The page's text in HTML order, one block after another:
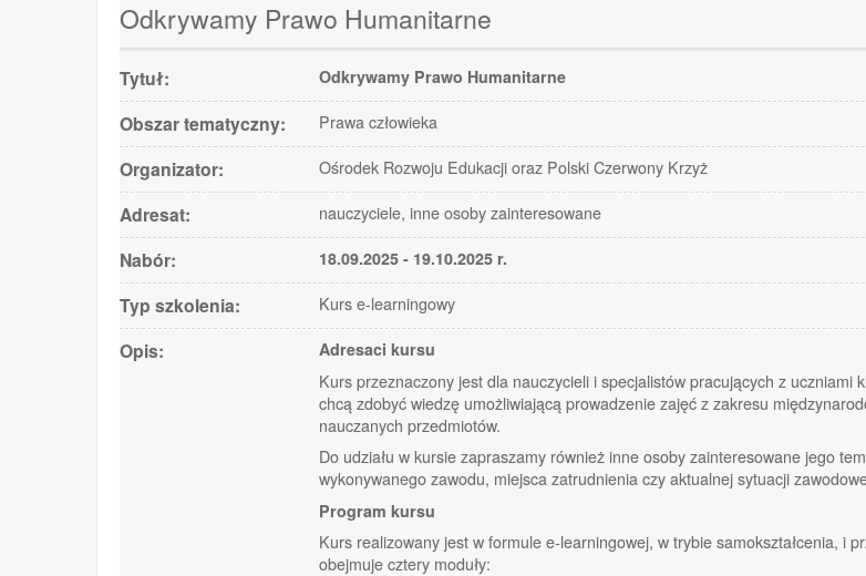
Odkrywamy Prawo Humanitarne
Tytuł: Odkrywamy Prawo Humanitarne
Obszar tematyczny: Prawa człowieka
Organizator: Ośrodek Rozwoju Edukacji oraz Polski Czerwony Krzyż
Adresat: nauczyciele, inne osoby zainteresowane
Nabór: 18.09.2025 - 19.10.2025 r.
Typ szkolenia: Kurs e-learningowy
Opis:
Adresaci kursu
Kurs przeznaczony jest dla nauczycieli i specjalistów pracujących z uczniami
chcą zdobyć wiedzę umożliwiającą prowadzenie zajęć z zakresu
nauczanych przedmiotów.
Do udziału w kursie zapraszamy również inne osoby zainteresowane jego
wykonywanego zawodu, miejsca zatrudnienia czy aktualnej sytuacji
Program kursu
Kurs realizowany jest w formule e-learningowej, w trybie samokształcenia, i
obejmuje cztery moduły: